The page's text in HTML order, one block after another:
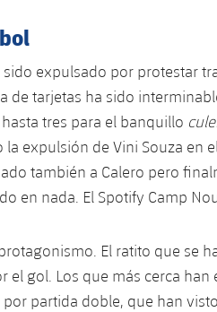
expulsado por protestar
de tarjetas ha sido
tres para el banquillo
expulsión de Vini Souza en
también a Calero pero
en nada. El Spotify Camp
El ratito que se
gol. Los que más cerca han
partida doble, que han